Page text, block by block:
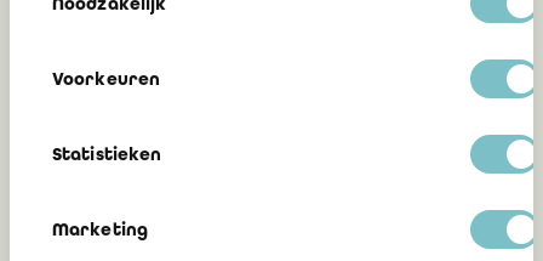
Voorkeuren
Statistieken
Marketing
Reactie van het IBR op het CBN-
30 juli 2026